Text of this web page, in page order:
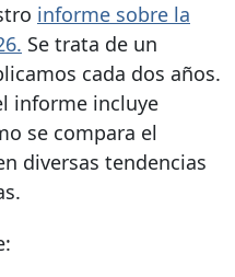
informe sobre la
Se trata de un
cada dos años.
informe incluye
se compara el
diversas tendencias